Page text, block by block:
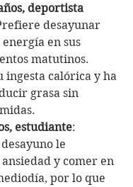
deportista
desayunar
en sus
matutinos.
ingesta calórica y ha
grasa sin
estudiante:
le
y comer en
por lo que